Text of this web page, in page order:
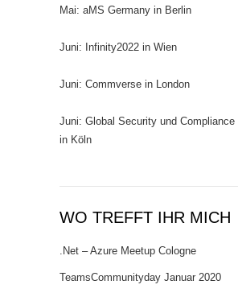
Mai: aMS Germany in Berlin
Juni: Infinity2022 in Wien
Juni: Commverse in London
Juni: Global Security und Compliance
in Köln
WO TREFFT IHR MICH
.Net – Azure Meetup Cologne
TeamsCommunityday Januar 2020